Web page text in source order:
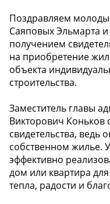
Поздравляем
Саяповых Эльмарта
получением
на приобретение
объекта
строительства.
Заместитель главы
Викторович Коньков
свидетельства, ведь
собственном жилье.
эффективно
дом или квартира
тепла, радости и